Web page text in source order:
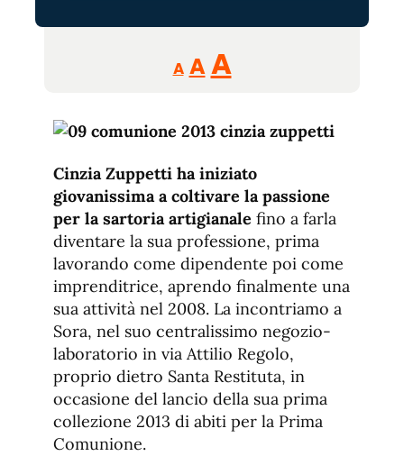
A
Reducir
tamaño
A Restablecer
de
AAumentar
de
fuente.
Cinzia Zuppetti ha iniziato
giovanissima a coltivare la passione
per la sartoria artigianale fino a farla
diventare la sua professione, prima
lavorando come dipendente poi come
imprenditrice, aprendo finalmente una
sua attività nel 2008. La incontriamo a
Sora, nel suo centralissimo negozio-
laboratorio in via Attilio Regolo,
proprio dietro Santa Restituta, in
occasione del lancio della sua prima
collezione 2013 di abiti per la Prima
Comunione.